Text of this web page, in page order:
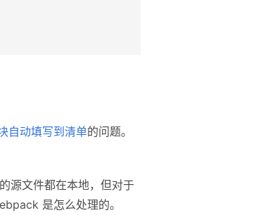
自动填写到清单的问题。
源文件都在本地，但对于
是怎么处理的。